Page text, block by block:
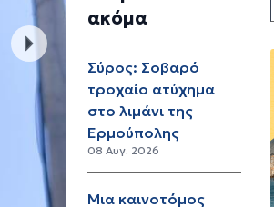
ακόμα
Σύρος: Σοβαρό
τροχαίο ατύχημα
στο λιμάνι της
Ερμούπολης
08 Αυγ. 2026
Μια καινοτόμος